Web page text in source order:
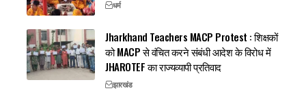
धर्म
Jharkhand Teachers MACP Protest : शिक्षकों
को MACP से वंचित करने संबंधी आदेश के विरोध में
JHAROTEF का राज्यव्यापी प्रतिवाद
झारखंड